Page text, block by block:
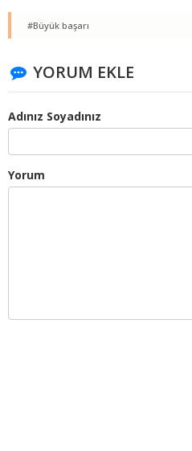
#Büyük başarı
YORUM EKLE
Adınız Soyadınız
Yorum